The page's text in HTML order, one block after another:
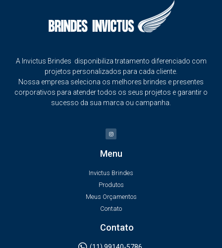
A Invictus Brindes disponibiliza tratamento diferenciado com
projetos personalizados para cada cliente.
Nossa empresa seleciona os melhores brindes e presentes
corporativos para atender todos os seus projetos e garantir o
sucesso da sua marca ou campanha.
Menu
Invictus Brindes
Produtos
Meus Orçamentos
Contato
Contato